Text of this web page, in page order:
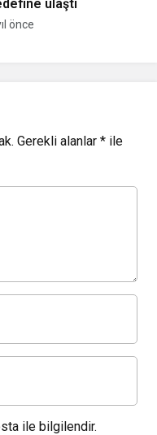
ulaştı
önce
Gerekli alanlar * ile
ile bilgilendir.